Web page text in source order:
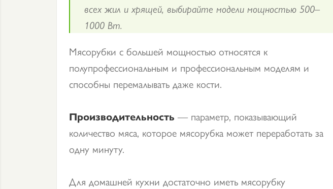
всех жил и хрящей, выбирайте модели мощностью 500–
1000 Вт.
Мясорубки с большей мощностью относятся к
полупрофессиональным и профессиональным моделям и
способны перемалывать даже кости.
Производительность — параметр, показывающий
количество мяса, которое мясорубка может переработать за
одну минуту.
Для домашней кухни достаточно иметь мясорубку